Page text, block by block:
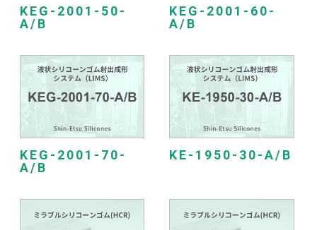
KEG-2001-50-
A/B
KEG-2001-60-
A/B
KEG-2001-70-
A/B
KE-1950-30-A/B